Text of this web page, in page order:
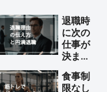
退職時
に次の
仕事が
決まっ
い理由
食事制
限なし